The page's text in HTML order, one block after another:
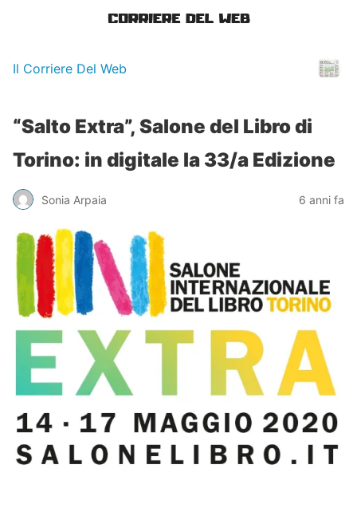
Il Corriere Del Web
“Salto Extra”, Salone del Libro di
Torino: in digitale la 33/a Edizione
Sonia Arpaia 6 anni fa